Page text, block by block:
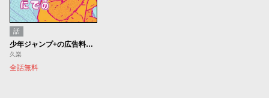
話
少年ジャンプ+の広告料でみんな幸せになった話
久楽
全話無料